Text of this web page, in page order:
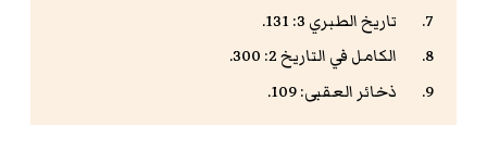
تاريخ الطبري 3: 131.
الكامل في التاريخ 2: 300.
ذخائر العقبى: 109.